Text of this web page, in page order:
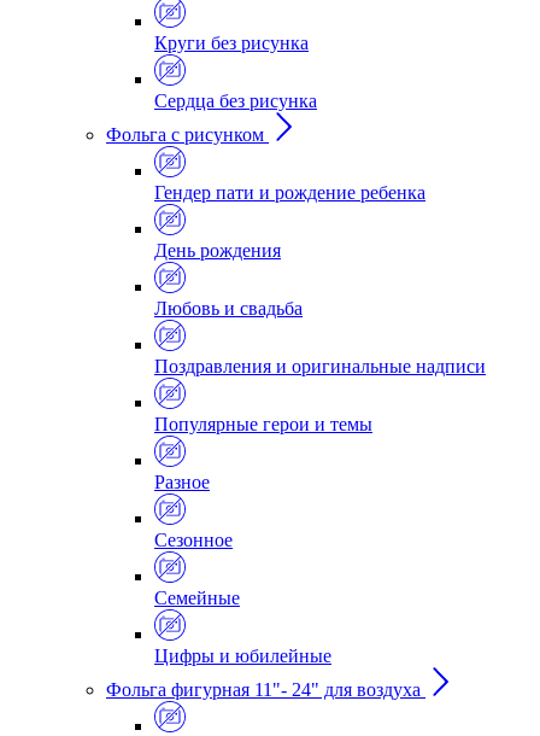
Круги без рисунка
Сердца без рисунка
Фольга с рисунком
Гендер пати и рождение ребенка
День рождения
Любовь и свадьба
Поздравления и оригинальные надписи
Популярные герои и темы
Разное
Сезонное
Семейные
Цифры и юбилейные
Фольга фигурная 11"- 24" для воздуха